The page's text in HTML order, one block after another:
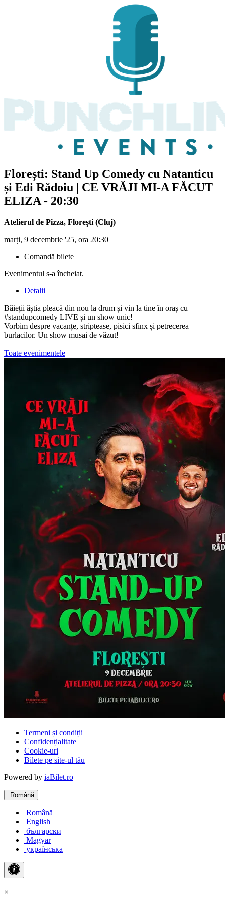
Florești: Stand Up Comedy cu Natanticu
și Edi Rădoiu | CE VRĂJI MI-A FĂCUT
ELIZA - 20:30
Atelierul de Pizza, Florești (Cluj)
marți, 9 decembrie '25, ora 20:30
Comandă bilete
Evenimentul s-a încheiat.
Detalii
Băieții ăștia pleacă din nou la drum și vin la tine în oraș cu
#standupcomedy LIVE și un show unic!
Vorbim despre vacanțe, striptease, pisici sfinx și petrecerea
burlacilor. Un show musai de văzut!
Toate evenimentele
Termeni și condiții
Confidențialitate
Cookie-uri
Bilete pe site-ul tău
Powered by iaBilet.ro
Română
Română
English
български
Magyar
українська
×